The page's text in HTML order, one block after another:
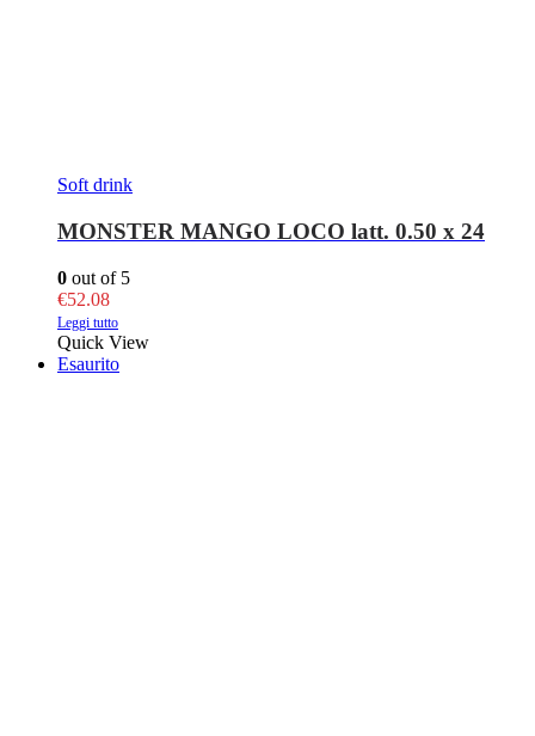
Soft drink
MONSTER MANGO LOCO latt. 0.50 x 24
0 out of 5
€52.08
Leggi tutto
Quick View
Esaurito